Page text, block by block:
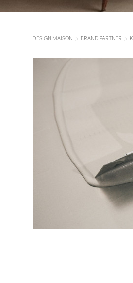
DESIGN MAISON BRAND PARTNER